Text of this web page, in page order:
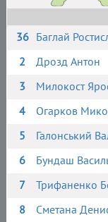
36 Баглай
2
Дрозд Антон
3
Милокост
4
Огарков
5
Галонський
6
Бундаш
7
Трифаненко
8
Сметана